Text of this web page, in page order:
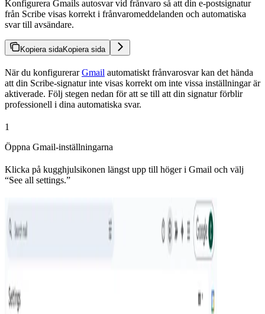
Konfigurera Gmails autosvar vid frånvaro så att din e-postsignatur
från Scribe visas korrekt i frånvaromeddelanden och automatiska
svar till avsändare.
Kopiera sidaKopiera sida
När du konfigurerarGmail automatiskt frånvarosvar kan det hända
att din Scribe-signatur inte visas korrekt om inte vissa inställningar är
aktiverade. Följ stegen nedan för att se till att din signatur förblir
professionell i dina automatiska svar.
1
Öppna Gmail-inställningarna
Klicka på kugghjulsikonen längst upp till höger i Gmail och välj
“See all settings.”